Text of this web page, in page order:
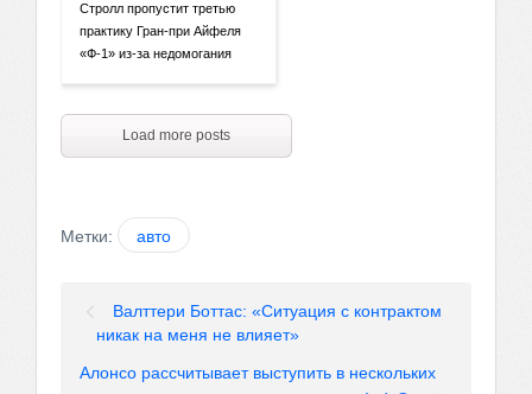
Стролл пропустит третью
практику Гран-при Айфеля
«Ф-1» из-за недомогания
Load more posts
Метки: авто
Валттери Боттас: «Ситуация с контрактом
никак на меня не влияет»
Алонсо рассчитывает выступить в нескольких